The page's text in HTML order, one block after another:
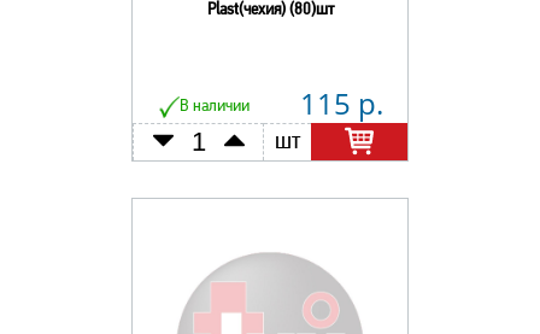
Plast(чехия) (80)шт
В наличии 115 р.
шт